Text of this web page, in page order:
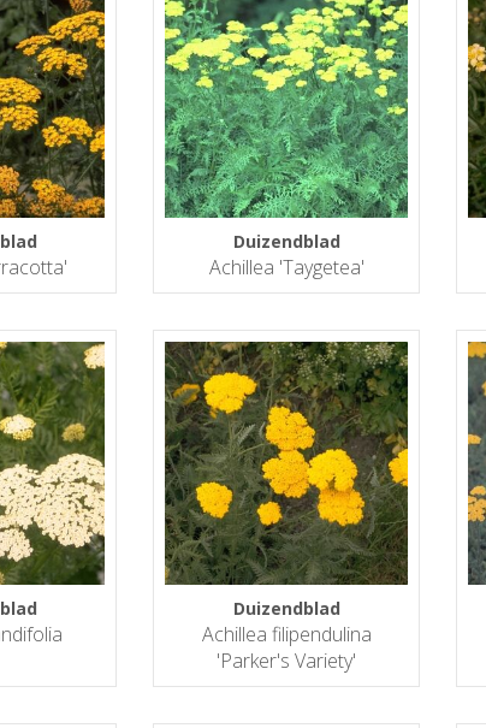
Duizendblad
Achillea 'Taygetea'
Duizendblad
Achillea filipendulina
'Parker's Variety'